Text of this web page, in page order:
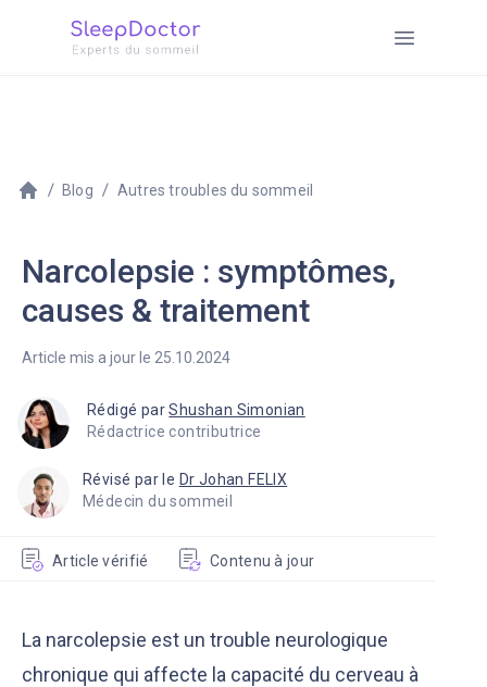
Blog Autres troubles du sommeil
Narcolepsie : symptômes,
causes & traitement
Article mis a jour le 25.10.2024
Rédigé parShushan Simonian
Article vérifié Contenu à jour
Rédactrice contributrice
Révisé par le Dr Johan FELIX
Médecin du sommeil
La narcolepsie est un trouble neurologique
chronique qui affecte la capacité du cerveau à